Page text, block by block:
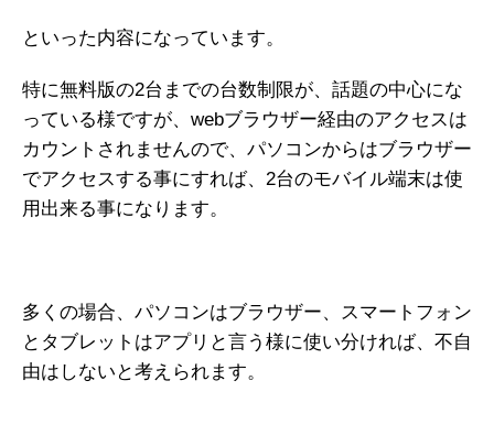
といった内容になっています。
特に無料版の2台までの台数制限が、話題の中心にな
っている様ですが、webブラウザー経由のアクセスは
カウントされませんので、パソコンからはブラウザー
でアクセスする事にすれば、2台のモバイル端末は使
用出来る事になります。
多くの場合、パソコンはブラウザー、スマートフォン
とタブレットはアプリと言う様に使い分ければ、不自
由はしないと考えられます。